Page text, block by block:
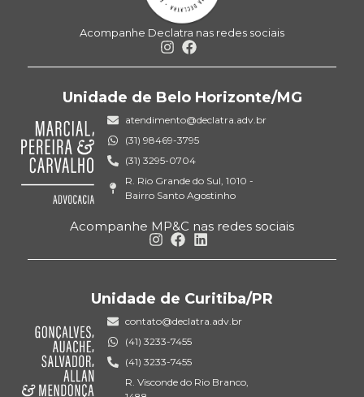
Acompanhe Declatra nas redes sociais
Unidade de Belo Horizonte/MG
atendimento@declatra.adv.br
(31) 98469-3795
(31) 3295-0704
R. Rio Grande do Sul, 1010 -
Bairro Santo Agostinho
Acompanhe MP&C nas redes sociais
Unidade de Curitiba/PR
contato@declatra.adv.br
(41) 3233-7455
(41) 3233-7455
R. Visconde do Rio Branco,